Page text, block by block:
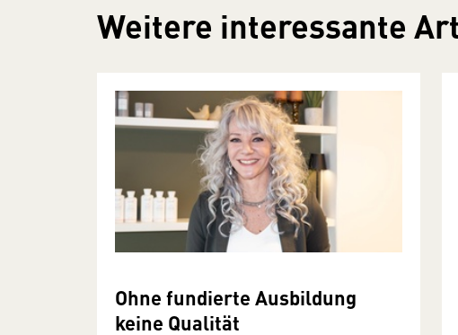
Weitere interessante
Ohne fundierte Ausbildung
keine Qualität